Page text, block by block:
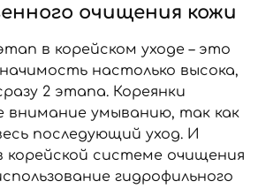
очищения кожи
в корейском уходе – это
настолько высока,
2 этапа. Кореянки
внимание умыванию, так как
последующий уход. И
системе очищения
гидрофильного